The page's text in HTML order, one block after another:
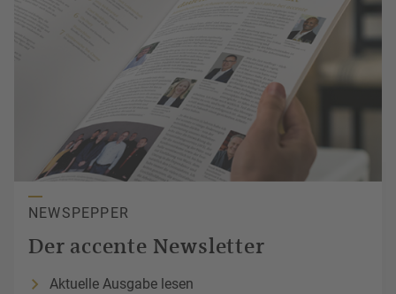
NEWSPEPPER
Der accente Newsletter
Aktuelle Ausgabe lesen